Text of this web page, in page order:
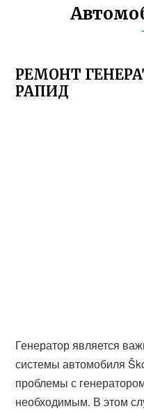
РЕМОНТ
РАПИД
Генератор является
системы автомобиля
проблемы с
необходимым. В этом